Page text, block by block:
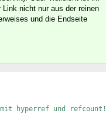
nicht nur aus der reinen
und die Endseite
hyperref und refcount!